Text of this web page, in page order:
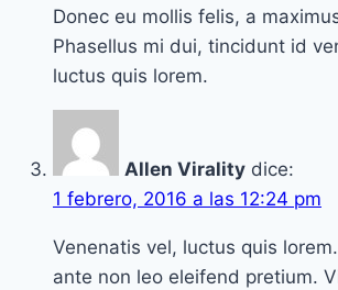
Donec eu mollis felis, a
Phasellus mi dui, tincidunt id
luctus quis lorem.
Allen Virality dice:
1 febrero, 2016 a las 12:24 pm
Venenatis vel, luctus quis
ante non leo eleifend pretium.